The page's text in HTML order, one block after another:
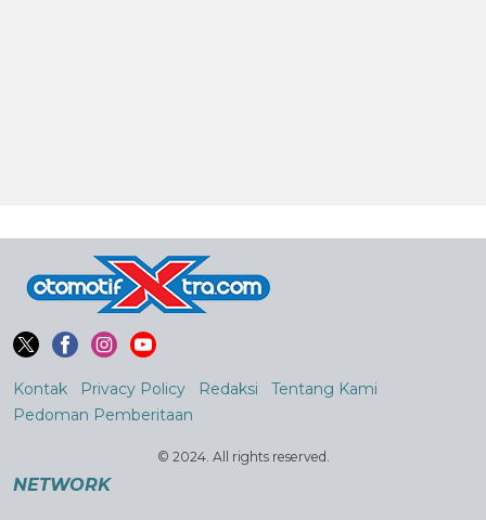
Kontak Privacy Policy Redaksi
Tentang Kami
Pedoman Pemberitaan
© 2024. All rights reserved.
NETWORK